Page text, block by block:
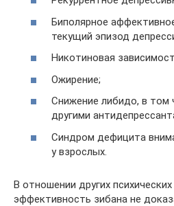
Биполярное
текущий эпизод
Никотиновая
Ожирение;
Снижение либидо, в том
другими
Синдром дефицита
у взрослых.
В отношении других
эффективность зибана не